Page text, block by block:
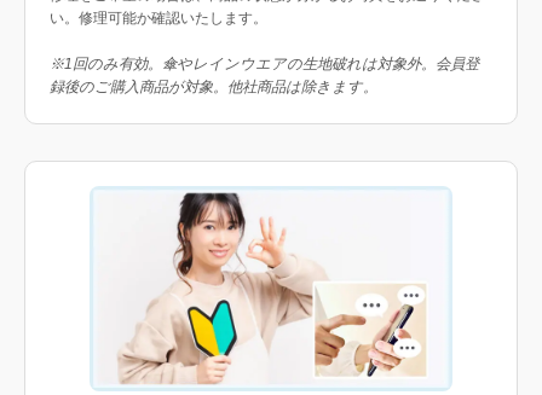
い。修理可能か確認いたします。
※1回のみ有効。傘やレインウエアの生地破れは対象外。会員登
録後のご購入商品が対象。他社商品は除きます。